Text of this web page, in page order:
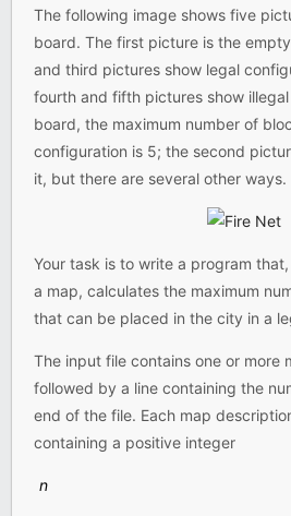
The following image shows five
board. The first picture is the
and third pictures show legal
fourth and fifth pictures show
board, the maximum number of
configuration is 5; the second
it, but there are several other ways.
Your task is to write a program
a map, calculates the maximum
that can be placed in the city in a
The input file contains one or more
followed by a line containing the
end of the file. Each map
containing a positive integer
n